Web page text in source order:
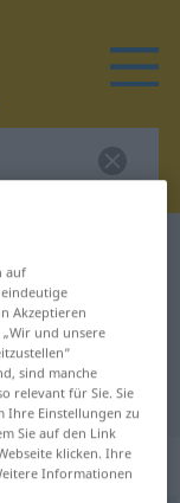
für
auf
Akzeptieren
und unsere
sind manche
relevant für Sie. Sie
Ihre Einstellungen zu
Sie auf den Link
klicken. Ihre
Informationen